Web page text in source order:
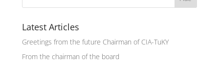
Latest Articles
Greetings from the future Chairman of CIA-TuKY
From the chairman of the board